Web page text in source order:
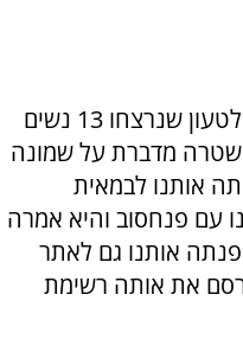
שאלנו את חיימוביץ' איך אפשר לטעון שנרצחו 13 נשים
מדברת על שמונה
אותנו לבמאית
עם פנחסוב והיא אמרה
אותנו גם לאתר
את אותה רשימת